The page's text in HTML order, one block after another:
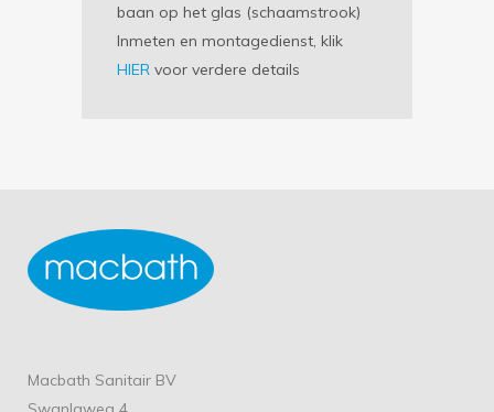
baan op het glas (schaamstrook)
Inmeten en montagedienst, klik
HIER voor verdere details
Macbath Sanitair BV